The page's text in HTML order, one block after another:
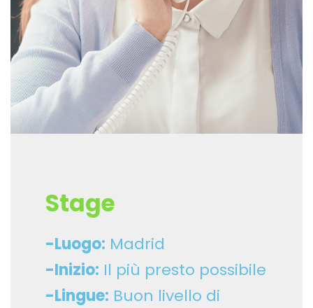
Stage
-Luogo: Madrid
-Inizio: Il più presto possibile
-Lingue: Buon livello di